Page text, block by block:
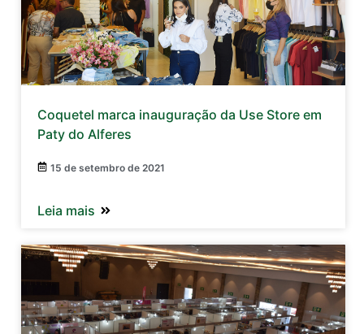
Coquetel marca inauguração da Use Store em
Paty do Alferes
15 de setembro de 2021
Leia mais